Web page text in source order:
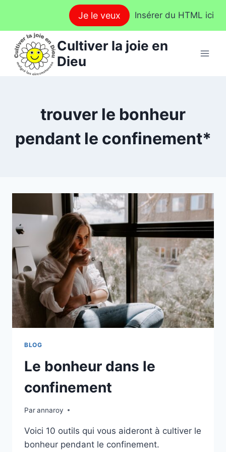
contenu
Je le veux Insérer du HTML ici
Cultiver la joie en
Dieu
trouver le bonheur
pendant le confinement*
BLOG
Le bonheur dans le
confinement
Parannaroy
Voici 10 outils qui vous aideront à cultiver le
bonheur pendant le confinement.